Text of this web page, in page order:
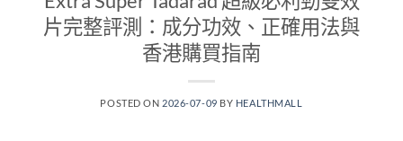
片完整評測：成分功效、正確用法與
香港購買指南
POSTED ON 2026-07-09 BY HEALTHMALL